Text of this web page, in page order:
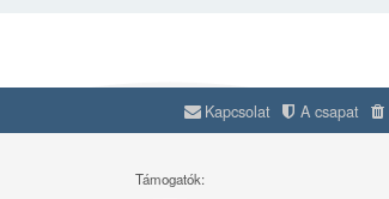
A csapat
Kapcsolat
Támogatók: